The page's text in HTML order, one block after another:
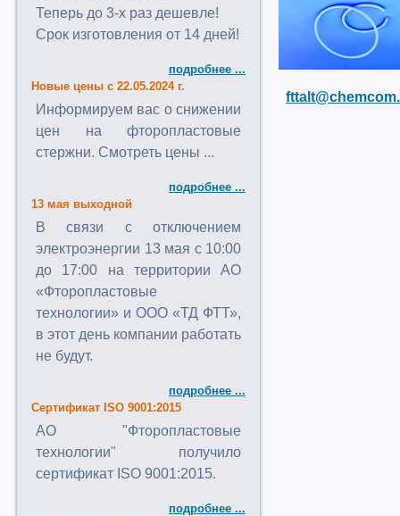
Теперь до 3-х раз дешевле!
Срок изготовления от 14 дней!
подробнее ...
Новые цены с 22.05.2024 г.
Информируем вас о снижении
цен на фторопластовые
стержни. Смотреть цены ...
подробнее ...
13 мая выходной
В связи с отключением
электроэнергии 13 мая с 10:00
до 17:00 на территории АО
«Фторопластовые
технологии» и ООО «ТД ФТТ»,
в этот день компании работать
не будут.
подробнее ...
Сертификат ISO 9001:2015
АО "Фторопластовые
технологии" получило
сертификат ISO 9001:2015.
подробнее ...